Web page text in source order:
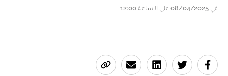
في 08/04/2025 على الساعة 12:00